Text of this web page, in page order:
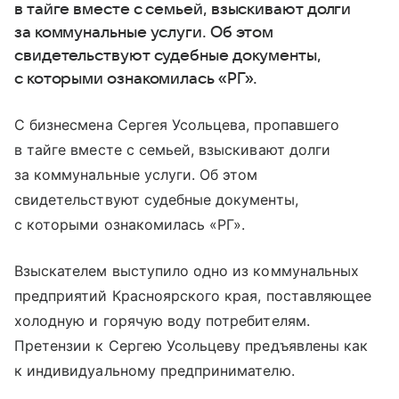
в тайге вместе с семьей, взыскивают долги
за коммунальные услуги. Об этом
свидетельствуют судебные документы,
с которыми ознакомилась «РГ».
С бизнесмена Сергея Усольцева, пропавшего
в тайге вместе с семьей, взыскивают долги
за коммунальные услуги. Об этом
свидетельствуют судебные документы,
с которыми ознакомилась «РГ».
Взыскателем выступило одно из коммунальных
предприятий Красноярского края, поставляющее
холодную и горячую воду потребителям.
Претензии к Сергею Усольцеву предъявлены как
к индивидуальному предпринимателю.